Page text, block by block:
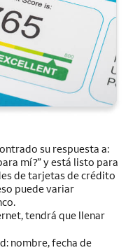
su respuesta a:
mí?” y está listo para
de tarjetas de crédito
puede variar
, tendrá que llenar
nombre, fecha de